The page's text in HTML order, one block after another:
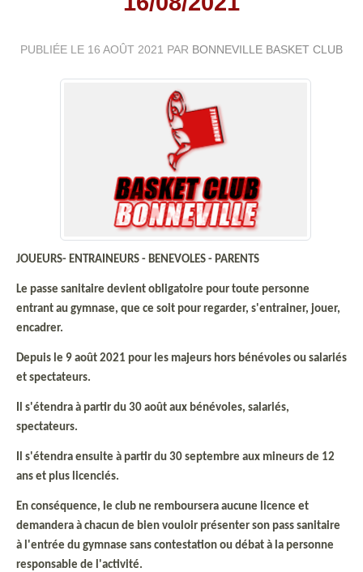
PUBLIÉE LE 16 AOÛT 2021 PAR BONNEVILLE BASKET CLUB
JOUEURS- ENTRAINEURS - BENEVOLES - PARENTS
Le passe sanitaire devient obligatoire pour toute personne
entrant au gymnase, que ce soit pour regarder, s'entrainer, jouer,
encadrer.
Depuis le 9 août 2021 pour les majeurs hors bénévoles ou salariés
et spectateurs.
Il s'étendra à partir du 30 août aux bénévoles, salariés,
spectateurs.
Il s'étendra ensuite à partir du 30 septembre aux mineurs de 12
ans et plus licenciés.
En conséquence, le club ne remboursera aucune licence et
demandera à chacun de bien vouloir présenter son pass sanitaire
à l'entrée du gymnase sans contestation ou débat à la personne
responsable de l'activité.